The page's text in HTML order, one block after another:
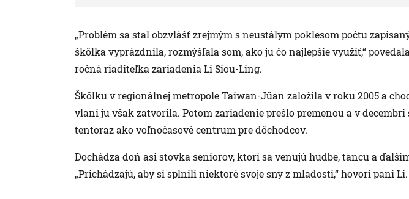
„Problém sa stal obzvlášť zrejmým s neustálym poklesom počtu
škôlka vyprázdnila, rozmýšľala som, ako ju čo najlepšie využiť,“
ročná riaditeľka zariadenia Li Siou-Ling.
Škôlku v regionálnej metropole Taiwan-Jüan založila v roku 2005 a
vlani ju však zatvorila. Potom zariadenie prešlo premenou a v
tentoraz ako voľnočasové centrum pre dôchodcov.
Dochádza doň asi stovka seniorov, ktorí sa venujú hudbe, tancu a
„Prichádzajú, aby si splnili niektoré svoje sny z mladosti,“ hovorí pani Li.